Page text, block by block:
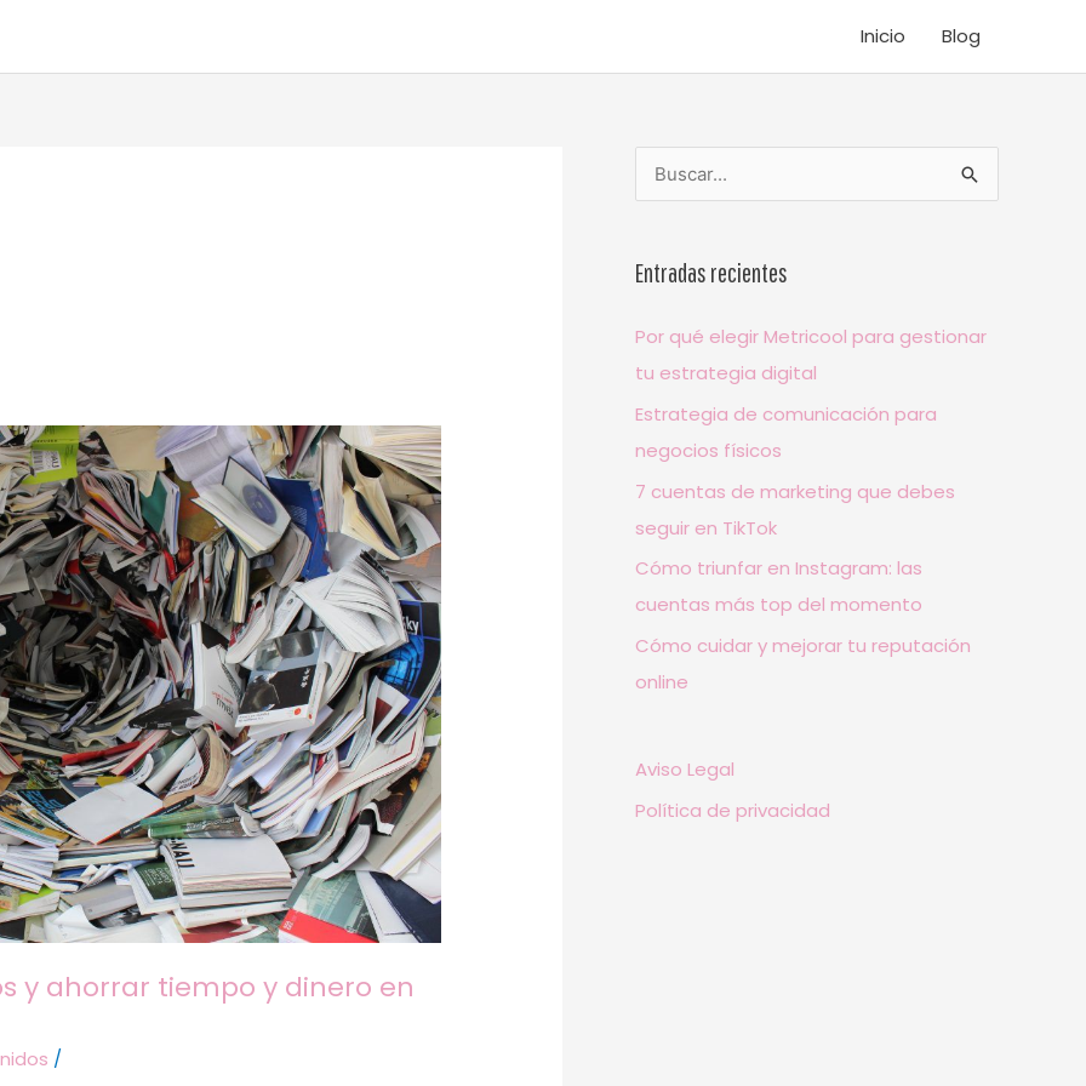
Inicio Blog
y ahorrar tiempo y dinero en
/
c
Entradas recientes
Por qué elegir Metricool para gestionar
tu estrategia digital
Estrategia de comunicación para
negocios físicos
7 cuentas de marketing que debes
seguir en TikTok
Cómo triunfar en Instagram: las
cuentas más top del momento
Cómo cuidar y mejorar tu reputación
online
Aviso Legal
Política de privacidad